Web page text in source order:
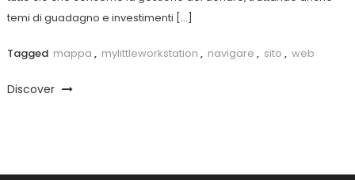
temi di guadagno e investimenti […]
Tagged mappa , mylittleworkstation , navigare , sito , web
Discover